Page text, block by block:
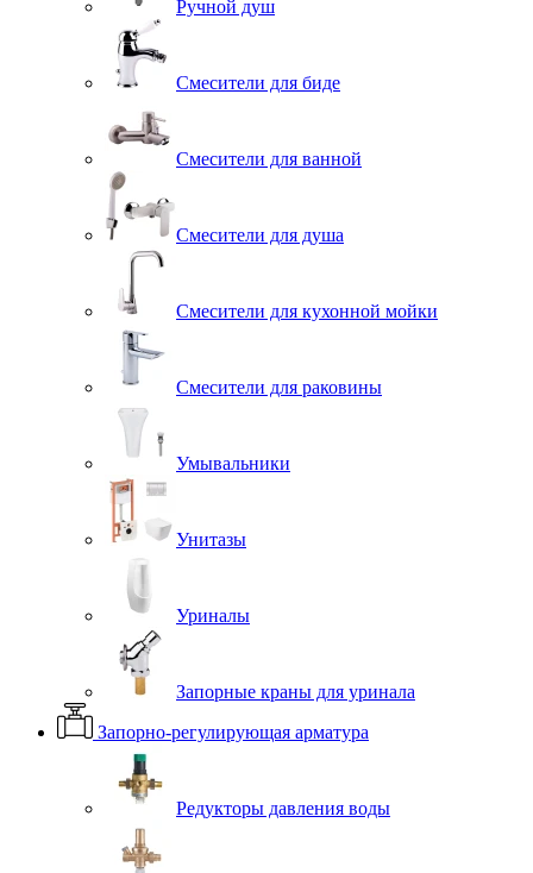
Ручной душ
Смесители для биде
Смесители для ванной
Смесители для душа
Смесители для кухонной мойки
Смесители для раковины
Умывальники
Унитазы
Уриналы
Запорные краны для уринала
Запорно-регулирующая арматура
Редукторы давления воды